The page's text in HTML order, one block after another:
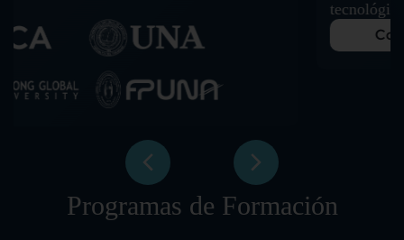
Conocer más
Programas de Formación